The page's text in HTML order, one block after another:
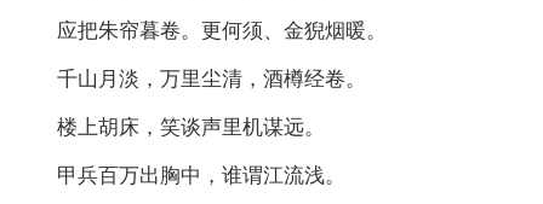
应把朱帘暮卷。更何须、金猊烟暖。
千山月淡，万里尘清，酒樽经卷。
楼上胡床，笑谈声里机谋远。
甲兵百万出胸中，谁谓江流浅。